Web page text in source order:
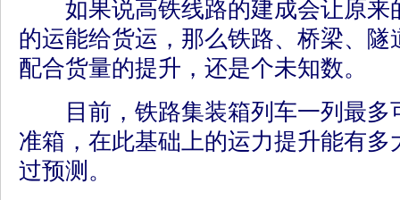
如果说高铁线路的建成会让原来
的运能给货运，那么铁路、桥梁、
配合货量的提升，还是个未知数。
目前，铁路集装箱列车一列最多
准箱，在此基础上的运力提升能有
过预测。